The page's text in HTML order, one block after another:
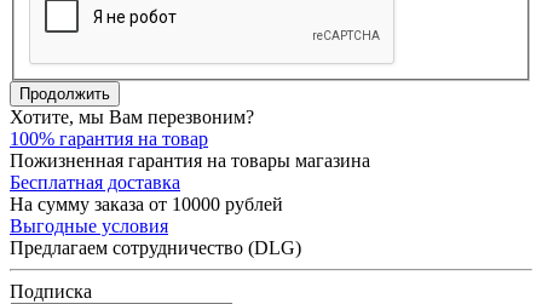
Продолжить
Хотите, мы Вам перезвоним?
100% гарантия на товар
Пожизненная гарантия на товары магазина
Бесплатная доставка
На сумму заказа от 10000 рублей
Выгодные условия
Предлагаем сотрудничество (DLG)
Подписка